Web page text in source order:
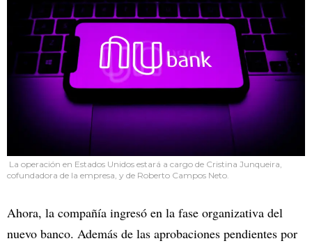
La operación en Estados Unidos estará a cargo de Cristina Junqueira,
cofundadora de la empresa, y de Roberto Campos Neto.
Ahora, la compañía ingresó en la fase organizativa del
nuevo banco. Además de las aprobaciones pendientes por